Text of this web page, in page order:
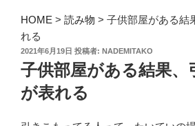
HOME > 読み物 > 子供部屋がある結
れる
投
稿
日:
2021年6月19日 投稿者: NADEMITAKO
子供部屋がある結果、
が表れる